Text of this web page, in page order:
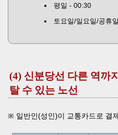
평일 - 00:30
토요일/일요일/공휴
(4) 신분당선 다른 역까
탈 수 있는 노선
※ 일반인(성인)이 교통카드로 결